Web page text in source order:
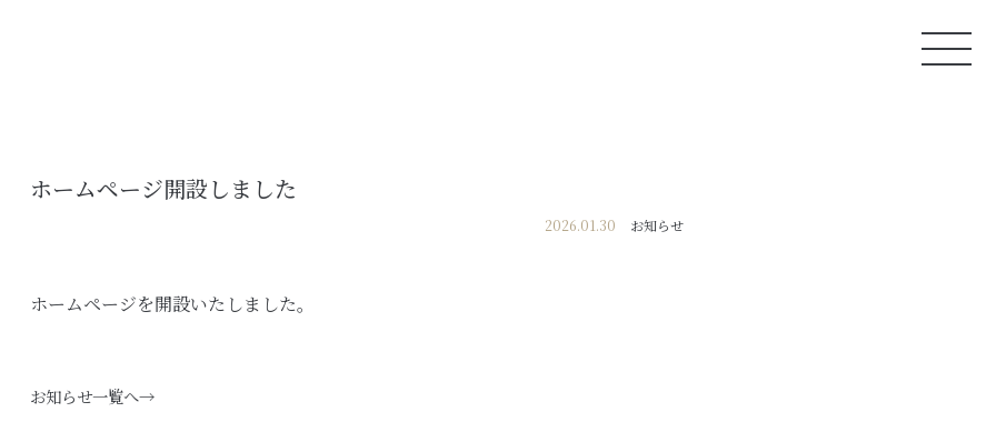
ホームページ開設しました
2026.01.30 お知らせ
ホームページを開設いたしました。
お知らせ一覧へ→